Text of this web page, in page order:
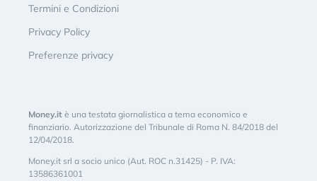
Termini e Condizioni
Privacy Policy
Preferenze privacy
Money.it è una testata giornalistica a tema economico e
finanziario. Autorizzazione del Tribunale di Roma N. 84/2018 del
12/04/2018.
Money.it srl a socio unico (Aut. ROC n.31425) - P. IVA:
13586361001